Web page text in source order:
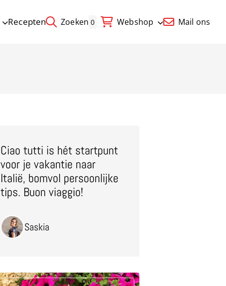
Recepten Zoeken 0 Webshop Mail ons
Ciao tutti is hét startpunt
voor je vakantie naar
Italië, bomvol persoonlijke
tips. Buon viaggio!
Saskia